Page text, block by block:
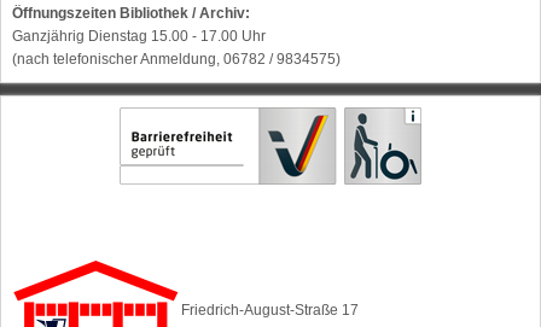
Öffnungszeiten Bibliothek / Archiv:
Ganzjährig Dienstag 15.00 - 17.00 Uhr
(nach telefonischer Anmeldung, 06782 / 9834575)
Friedrich-August-Straße 17